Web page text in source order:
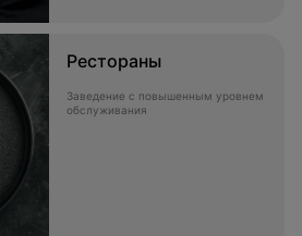
Рестораны
Заведение с повышенным уровнем
обслуживания